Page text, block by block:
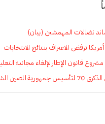
نضالات المهمشين (بيان)
ترفض الاعتراف بنتائج الانتخابات
قانون الإطار لإلغاء مجانية
الصين الشعبية